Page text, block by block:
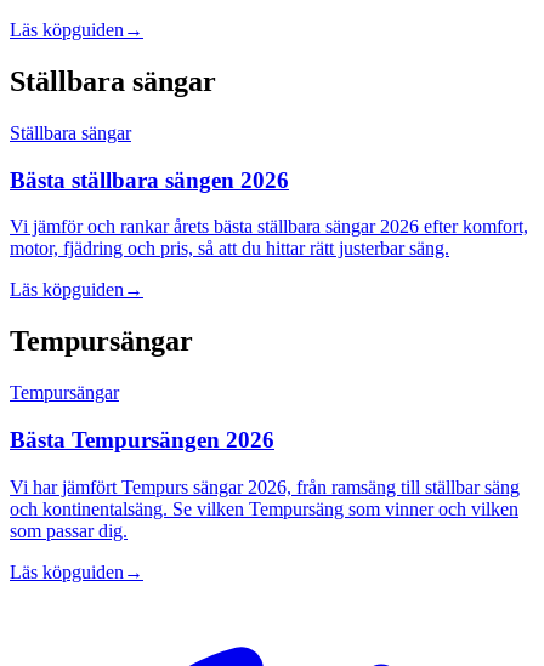
Läs köpguiden →
Ställbara sängar
Ställbara sängar
Bästa ställbara sängen 2026
Vi jämför och rankar årets bästa ställbara sängar 2026 efter komfort,
motor, fjädring och pris, så att du hittar rätt justerbar säng.
Läs köpguiden →
Tempursängar
Tempursängar
Bästa Tempursängen 2026
Vi har jämfört Tempurs sängar 2026, från ramsäng till ställbar säng
och kontinentalsäng. Se vilken Tempursäng som vinner och vilken
som passar dig.
Läs köpguiden →